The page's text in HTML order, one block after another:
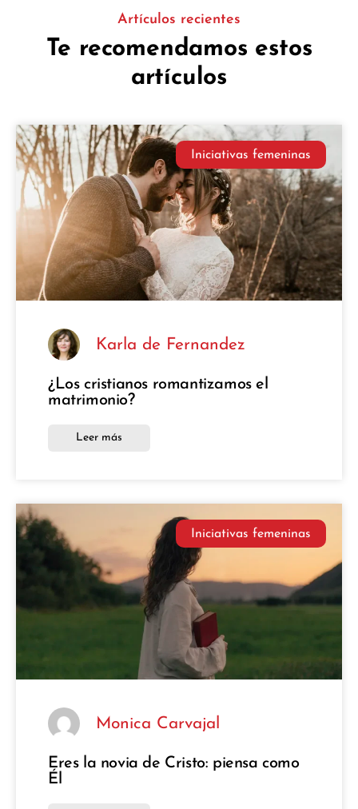
Artículos recientes
Te recomendamos estos
artículos
Iniciativas femeninas
Karla de Fernandez
¿Los cristianos romantizamos el
matrimonio?
Leer más
Iniciativas femeninas
Monica Carvajal
Eres la novia de Cristo: piensa como
Él